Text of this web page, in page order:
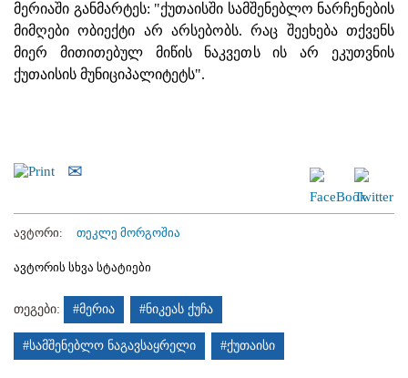
მერიაში განმარტეს: "ქუთაისში სამშენებლო ნარჩენების
მიმღები ობიექტი არ არსებობს. რაც შეეხება თქვენს
მიერ მითითებულ მიწის ნაკვეთს ის არ ეკუთვნის
ქუთაისის მუნიციპალიტეტს".
ავტორი: თეკლე მორგოშია
ავტორის სხვა სტატიები
თეგები: #მერია #ნიკეას ქუჩა
#სამშენებლო ნაგავსაყრელი #ქუთაისი